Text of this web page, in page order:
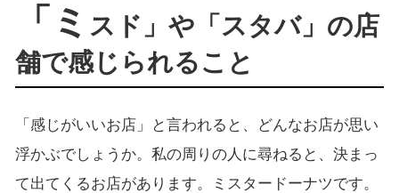
「ミ スド」や「スタバ」の店
舗で感じられること
「感じがいいお店」と言われると、どんなお店が思い
浮かぶでしょうか。私の周りの人に尋ねると、決まっ
て出てくるお店があります。ミスタードーナツです。